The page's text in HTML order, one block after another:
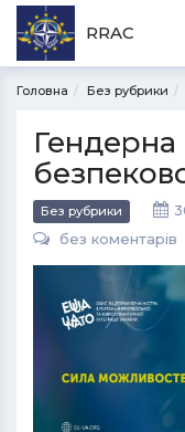
RRAC
Головна Без рубрики
Гендерна
Без рубрики
без коментарів